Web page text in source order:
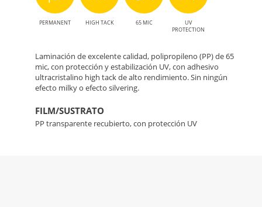
PERMANENT HIGH TACK 65 MIC
UV
PROTECTION
Laminación de excelente calidad, polipropileno (PP) de 65
mic, con protección y estabilización UV, con adhesivo
ultracristalino high tack de alto rendimiento. Sin ningún
efecto milky o efecto silvering.
FILM/SUSTRATO
PP transparente recubierto, con protección UV